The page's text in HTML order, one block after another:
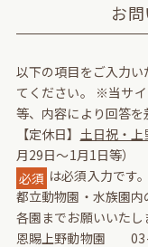
お
以下の項目をご入力
てください。
※当サイ
等、内容により回答を
【定休日】 土日祝・上
月29日～1月1日等）
必須 は必須入力です。
都立動物園・水族園
各園までお願いいたし
恩賜上野動物園